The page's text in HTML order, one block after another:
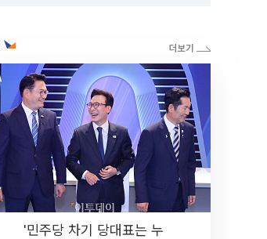
'민주당 차기 당대표는 누